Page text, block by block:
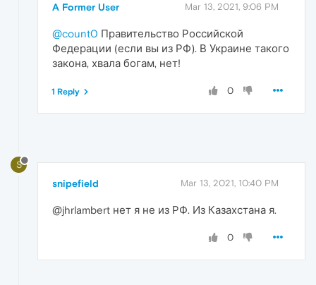
A Former User Mar 13, 2021, 9:06 PM
@count0 Правительство Российской
Федерации (если вы из РФ). В Украине такого
закона, хвала богам, нет!
0
1 Reply
S
snipefield Mar 13, 2021, 10:40 PM
@jhrlambert нет я не из РФ. Из Казахстана я.
0